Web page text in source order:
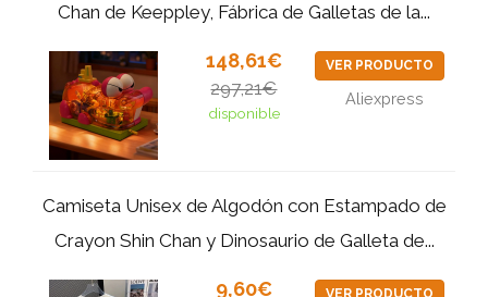
Chan de Keeppley, Fábrica de Galletas de la...
148,61€
297,21€
disponible
VER PRODUCTO
Aliexpress
Camiseta Unisex de Algodón con Estampado de
Crayon Shin Chan y Dinosaurio de Galleta de...
9,60€ VER PRODUCTO